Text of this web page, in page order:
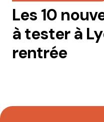
Les 10
à tester à
rentrée